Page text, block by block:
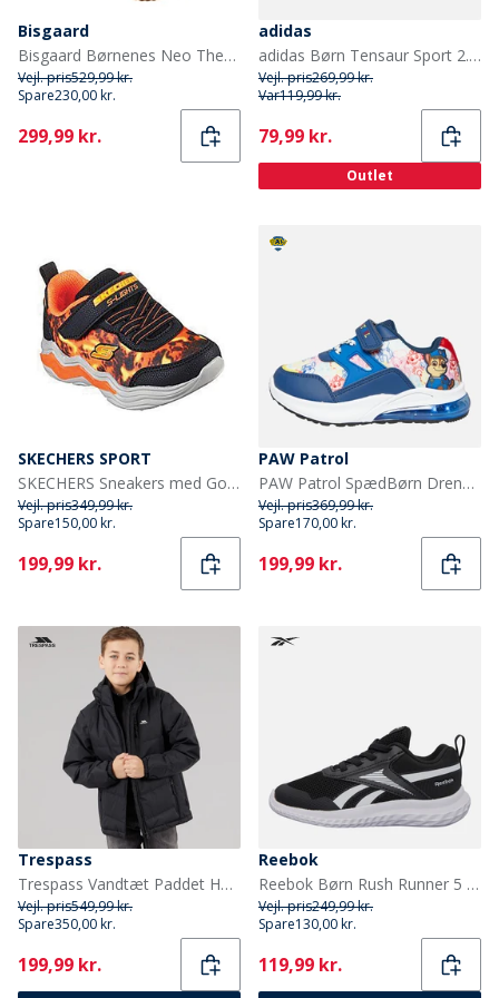
Bisgaard
Bisgaard Børnenes Neo Thermo Gummistøvler Nud
Vejl. pris529,99 kr.
Spare230,00 kr.
Current
299,99 kr.
adidas
adidas Børn Tensaur Sport 2.0 Træningssko Dark Blue/Footwear White/Core Black
Vejl. pris269,99 kr.
Var119,99 kr.
Current
79,99 kr.
Outlet
SKECHERS SPORT
SKECHERS Sneakers med Gore & Strap til små Drenge Erupters IV med lys sort orange
Vejl. pris349,99 kr.
Spare150,00 kr.
Current
199,99 kr.
PAW Patrol
PAW Patrol SpædBørn Drenge Jak Sko Med Lys Blå/Multi
Vejl. pris369,99 kr.
Spare170,00 kr.
Current
199,99 kr.
Trespass
Trespass Vandtæt Paddet Hættejakke til Drenge Figo Sort
Vejl. pris549,99 kr.
Spare350,00 kr.
Current
199,99 kr.
Reebok
Reebok Børn Rush Runner 5 Elastiksnørebånd Neutrale Løbesko Sort/Sort/Hvid
Vejl. pris249,99 kr.
Spare130,00 kr.
Current
119,99 kr.